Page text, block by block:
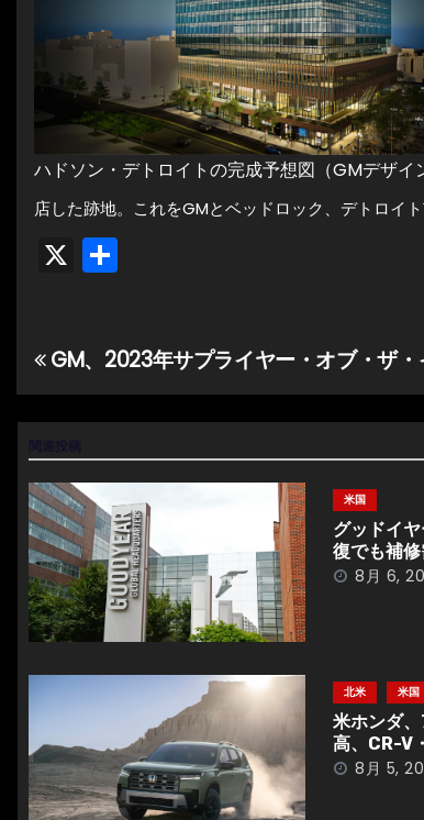
ハドソン・デトロイトの完成予想図（GMデザイ
店した跡地。これをGMとベッドロック、デトロイ
X
投
稿
ナ
ビ
ゲ
ー
シ
ョ
ン
GM、2023年サプライヤー・オブ・ザ
米国
グッドイ
復でも補
8月 6,
北米 米国
米ホンダ
高、CR-V
8月 5,